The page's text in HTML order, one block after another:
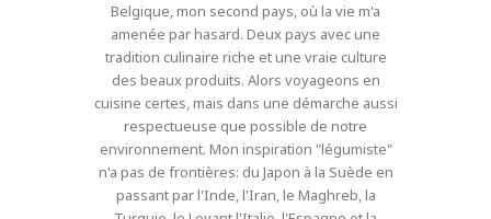
Belgique, mon second pays, où la vie m'a
amenée par hasard. Deux pays avec une
tradition culinaire riche et une vraie culture
des beaux produits. Alors voyageons en
cuisine certes, mais dans une démarche aussi
respectueuse que possible de notre
environnement. Mon inspiration "légumiste"
n'a pas de frontières: du Japon à la Suède en
passant par l'Inde, l'Iran, le Maghreb, la